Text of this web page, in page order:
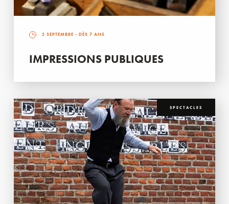
2 SEPTEMBRE - DÈS 7 ANS
IMPRESSIONS PUBLIQUES
SPECTACLES